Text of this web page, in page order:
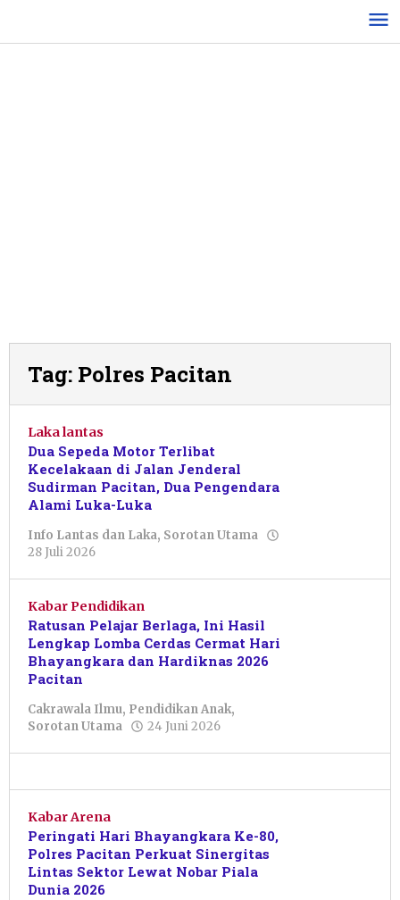
konten
Tag: Polres Pacitan
Laka lantas
Dua Sepeda Motor Terlibat
Kecelakaan di Jalan Jenderal
Sudirman Pacitan, Dua Pengendara
Alami Luka-Luka
Info Lantas dan Laka, Sorotan Utama
28 Juli 2026
Shalahuddin
Kabar Pendidikan
Ratusan Pelajar Berlaga, Ini Hasil
Lengkap Lomba Cerdas Cermat Hari
Bhayangkara dan Hardiknas 2026
Pacitan
Cakrawala Ilmu, Pendidikan Anak,
Sorotan Utama
24 Juni 2026
Azizah
Kabar Arena
Peringati Hari Bhayangkara Ke-80,
Polres Pacitan Perkuat Sinergitas
Lintas Sektor Lewat Nobar Piala
Dunia 2026